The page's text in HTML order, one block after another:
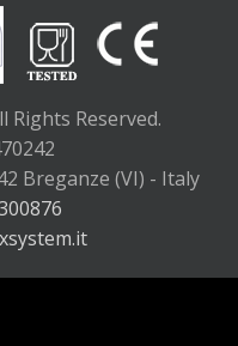
Rights Reserved.
Breganze (VI) - Italy